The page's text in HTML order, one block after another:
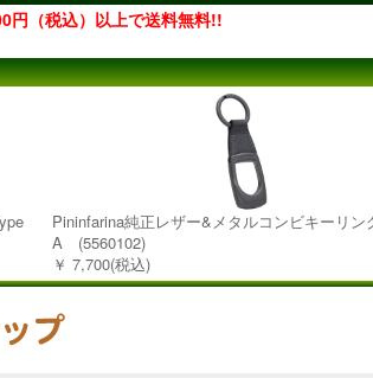
円（税込）以上で送料無料!!
Pininfarina純正レザー&メタルコンビキーリン
A (5560102)
￥ 7,700(税込)